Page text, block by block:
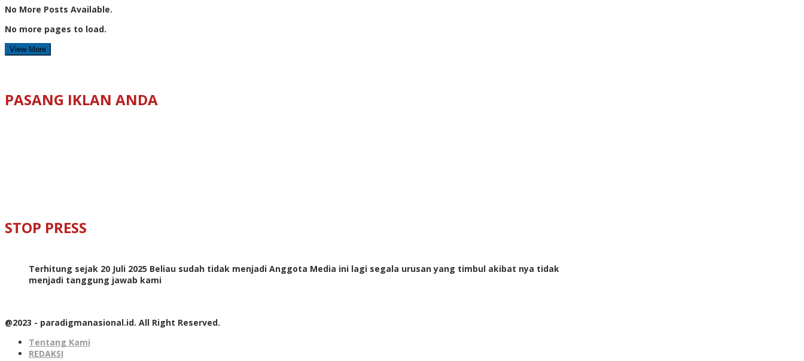
No More Posts Available.
No more pages to load.
View More
PASANG IKLAN ANDA
STOP PRESS
Terhitung sejak 20 Juli 2025 Beliau sudah tidak menjadi Anggota Media ini lagi segala urusan yang timbul akibat nya tidak
menjadi tanggung jawab kami
@2023 - paradigmanasional.id. All Right Reserved.
Tentang Kami
REDAKSI